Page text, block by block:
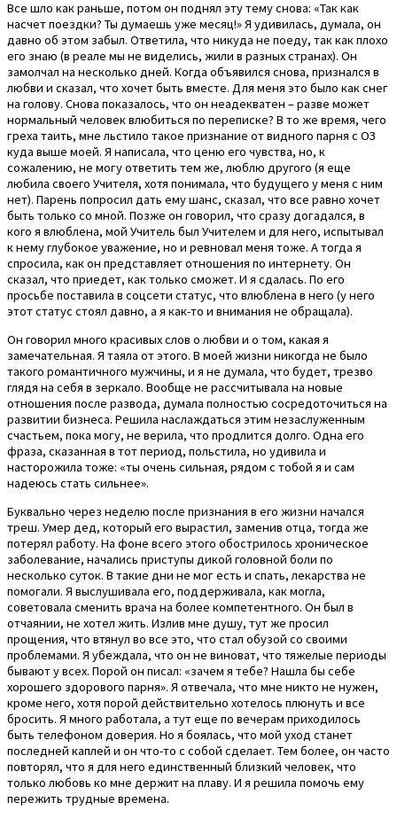
Все шло как раньше, потом он поднял эту тему снова: «Так как
насчет поездки? Ты думаешь уже месяц!» Я удивилась, думала, он
давно об этом забыл. Ответила, что никуда не поеду, так как плохо
его знаю (в реале мы не виделись, жили в разных странах). Он
замолчал на несколько дней. Когда объявился снова, признался в
любви и сказал, что хочет быть вместе. Для меня это было как снег
на голову. Снова показалось, что он неадекватен – разве может
нормальный человек влюбиться по переписке? В то же время, чего
греха таить, мне льстило такое признание от видного парня с ОЗ
куда выше моей. Я написала, что ценю его чувства, но, к
сожалению, не могу ответить тем же, люблю другого (я еще
любила своего Учителя, хотя понимала, что будущего у меня с ним
нет). Парень попросил дать ему шанс, сказал, что все равно хочет
быть только со мной. Позже он говорил, что сразу догадался, в
кого я влюблена, мой Учитель был Учителем и для него, испытывал
к нему глубокое уважение, но и ревновал меня тоже. А тогда я
спросила, как он представляет отношения по интернету. Он
сказал, что приедет, как только сможет. И я сдалась. По его
просьбе поставила в соцсети статус, что влюблена в него (у него
этот статус стоял давно, а я как-то и внимания не обращала).
Он говорил много красивых слов о любви и о том, какая я
замечательная. Я таяла от этого. В моей жизни никогда не было
такого романтичного мужчины, и я не думала, что будет, трезво
глядя на себя в зеркало. Вообще не рассчитывала на новые
отношения после развода, думала полностью сосредоточиться на
развитии бизнеса. Решила наслаждаться этим незаслуженным
счастьем, пока могу, не верила, что продлится долго. Одна его
фраза, сказанная в тот период, польстила, но удивила и
насторожила тоже: «ты очень сильная, рядом с тобой я и сам
надеюсь стать сильнее».
Буквально через неделю после признания в его жизни начался
треш. Умер дед, который его вырастил, заменив отца, тогда же
потерял работу. На фоне всего этого обострилось хроническое
заболевание, начались приступы дикой головной боли по
несколько суток. В такие дни не мог есть и спать, лекарства не
помогали. Я выслушивала его, поддерживала, как могла,
советовала сменить врача на более компетентного. Он был в
отчаянии, не хотел жить. Излив мне душу, тут же просил
прощения, что втянул во все это, что стал обузой со своими
проблемами. Я убеждала, что он не виноват, что тяжелые периоды
бывают у всех. Порой он писал: «зачем я тебе? Нашла бы себе
хорошего здорового парня». Я отвечала, что мне никто не нужен,
кроме него, хотя порой действительно хотелось плюнуть и все
бросить. Я много работала, а тут еще по вечерам приходилось
быть телефоном доверия. Но я боялась, что мой уход станет
последней каплей и он что-то с собой сделает. Тем более, он часто
повторял, что я для него единственный близкий человек, что
только любовь ко мне держит на плаву. И я решила помочь ему
пережить трудные времена.